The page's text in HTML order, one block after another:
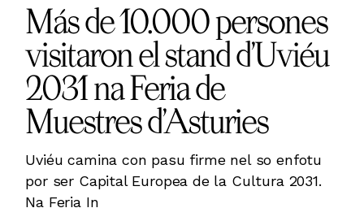
Más de 10.000 persones
visitaron el stand d’Uviéu
2031 na Feria de
Muestres d’Asturies
Uviéu camina con pasu firme nel so enfotu
por ser Capital Europea de la Cultura 2031.
Na Feria In